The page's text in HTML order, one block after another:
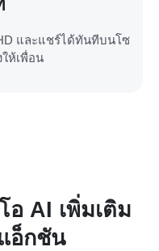
และแชร์ได้ทันทีบนโซ
ห้เพื่อน
อ AI เพิ่มเติม
อ็กชัน